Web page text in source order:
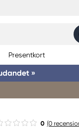
Presentkort
»
0 (0